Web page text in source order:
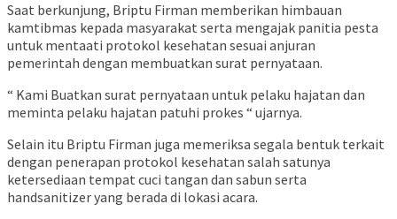
Saat berkunjung, Briptu Firman memberikan himbauan
kamtibmas kepada masyarakat serta mengajak panitia pesta
untuk mentaati protokol kesehatan sesuai anjuran
pemerintah dengan membuatkan surat pernyataan.
“ Kami Buatkan surat pernyataan untuk pelaku hajatan dan
meminta pelaku hajatan patuhi prokes “ ujarnya.
Selain itu Briptu Firman juga memeriksa segala bentuk terkait
dengan penerapan protokol kesehatan salah satunya
ketersediaan tempat cuci tangan dan sabun serta
handsanitizer yang berada di lokasi acara.